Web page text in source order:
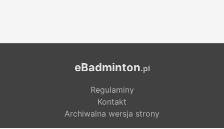
eBadminton.pl
Regulaminy
Kontakt
Archiwalna wersja strony